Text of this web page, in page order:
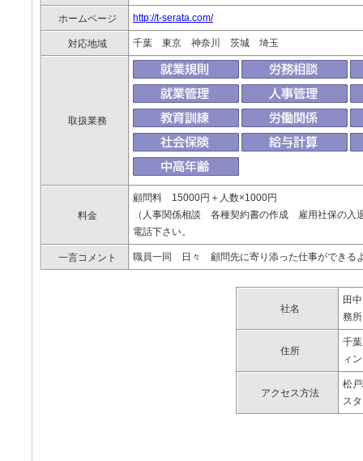
ホームページ http://t-serata.com/
対応地域 千葉 東京 神奈川 茨城 埼玉
取扱業務
料金
顧問料 15000円＋人数×1000円
（人事関係相談 各種契約書の作成 雇用社保の
電話下さい。
一言コメント 職員一同 日々 顧問先に寄り添った仕事ができる
社名
田
務所
住所
千
ィ
アクセス方法
松
ス